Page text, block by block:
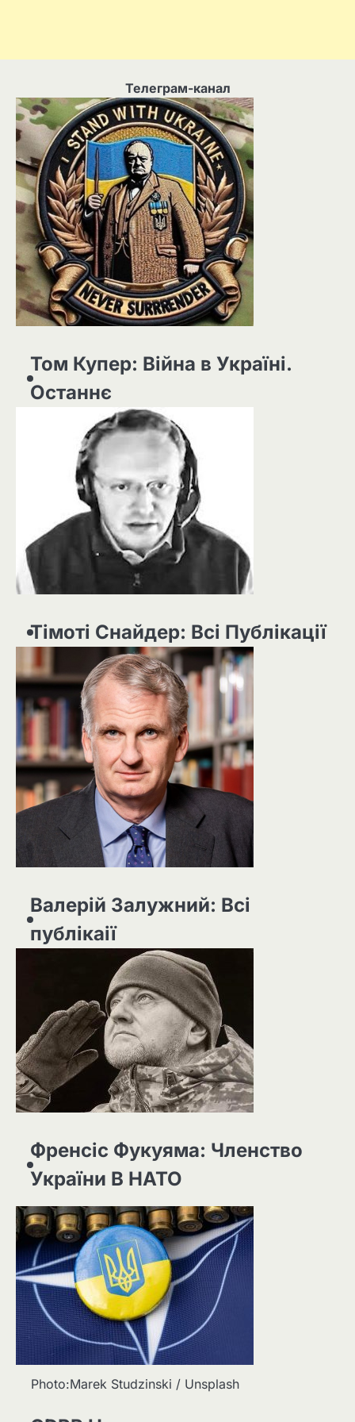
Телеграм-канал
Том Купер: Війна в Україні.
Останнє
Тімоті Снайдер: Всі Публікації
Валерій Залужний: Всі
публікаії
Френсіс Фукуяма: Членство
України В НАТО
Photo:Marek Studzinski / Unsplash